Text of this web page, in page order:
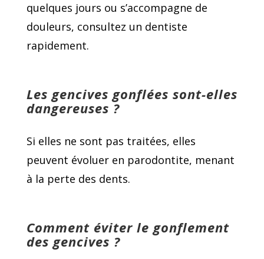
quelques jours ou s’accompagne de
douleurs, consultez un dentiste
rapidement.
Les gencives gonflées sont-elles
dangereuses ?
Si elles ne sont pas traitées, elles
peuvent évoluer en parodontite, menant
à la perte des dents.
Comment éviter le gonflement
des gencives ?